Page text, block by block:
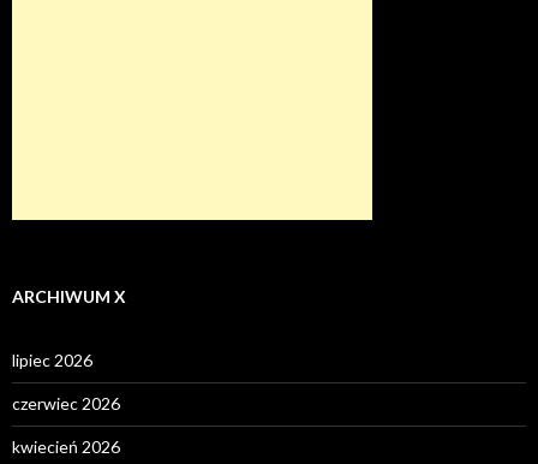
ARCHIWUM X
lipiec 2026
czerwiec 2026
kwiecień 2026